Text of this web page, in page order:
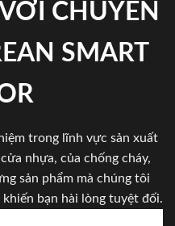
CHUYÊN
SMART
trong lĩnh vực sản xuất
nhựa, của chống cháy,
sản phẩm mà chúng tôi
bạn hài lòng tuyệt đối.